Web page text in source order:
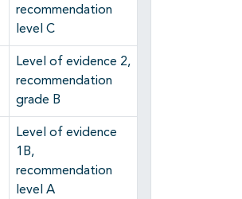
recommendation
level C
Level of evidence 2,
recommendation
grade B
Level of evidence
1B,
recommendation
level A